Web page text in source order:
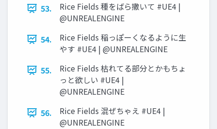
53.
Rice Fields 種をばら撒いて #UE4 |
@UNREALENGINE
54.
Rice Fields 稲っぽーくなるように生
やす #UE4 | @UNREALENGINE
55.
Rice Fields 枯れてる部分とかもちょ
っと欲しい #UE4 |
@UNREALENGINE
56.
Rice Fields 混ぜちゃえ #UE4 |
@UNREALENGINE